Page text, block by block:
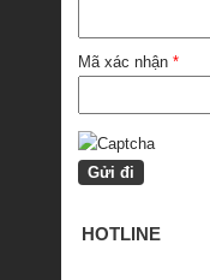
Mã xác nhận *
HOTLINE